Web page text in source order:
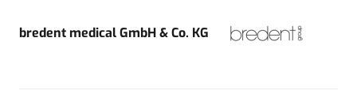
bredent medical GmbH & Co. KG